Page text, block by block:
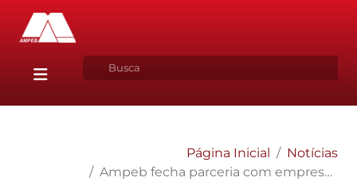
Página Inicial
Notícias
Ampeb fecha parceria com empresa de brindes personalizados em couro